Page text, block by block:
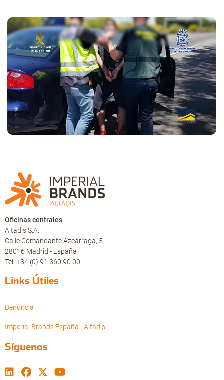
Oficinas centrales
Altadis S.A.
Calle Comandante Azcárraga, 5
28016 Madrid - España
Tel: +34 (0) 91 360 90 00
Links Útiles
Denuncia
Imperial Brands España - Altadis
Síguenos